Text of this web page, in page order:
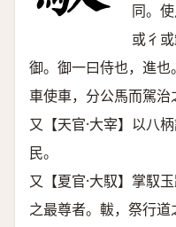
同。
或彳
御。御一曰侍也，進也
車使車，分公馬而駕治
又【天官·大宰】以八
民。
又【夏官·大馭】掌馭
之最尊者。軷，祭行道